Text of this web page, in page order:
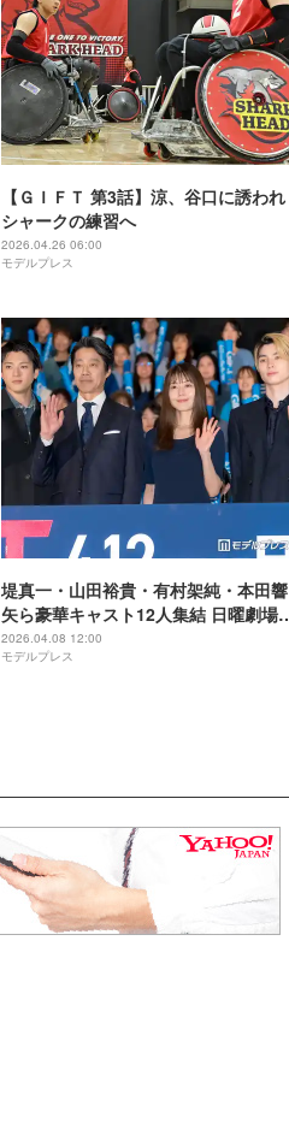
【ＧＩＦＴ 第3話】涼、谷口に誘われ
シャークの練習へ
2026.04.26 06:00
モデルプレス
堤真一・山田裕貴・有村架純・本田響
矢ら豪華キャスト12人集結 日曜劇場
「ＧＩＦＴ」撮影秘話明かす
2026.04.08 12:00
モデルプレス